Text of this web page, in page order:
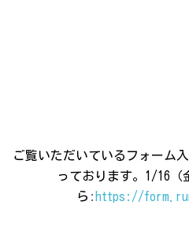
ご覧いただいているフォーム
っております。 1/16（
ら : https://